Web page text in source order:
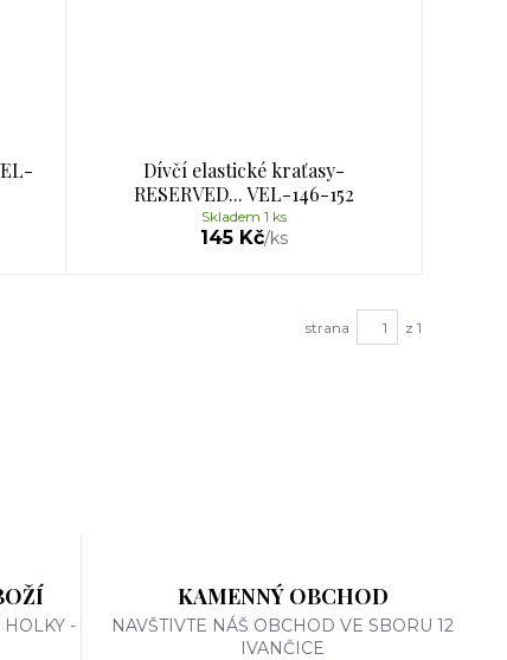
Dívčí elastické kraťasy-
RESERVED... VEL-146-152
145 Kč/ks
Skladem 1 ks
strana z 1
-
KAMENNÝ OBCHOD
NAVŠTIVTE NÁŠ OBCHOD VE SBORU 12
IVANČICE